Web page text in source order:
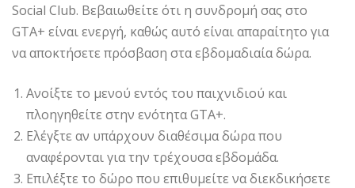
Social Club. Βεβαιωθείτε ότι η συνδρομή σας στο
GTA+ είναι ενεργή, καθώς αυτό είναι απαραίτητο για
να αποκτήσετε πρόσβαση στα εβδομαδιαία δώρα.
Ανοίξτε το μενού εντός του παιχνιδιού και
πλοηγηθείτε στην ενότητα GTA+.
Ελέγξτε αν υπάρχουν διαθέσιμα δώρα που
αναφέρονται για την τρέχουσα εβδομάδα.
Επιλέξτε το δώρο που επιθυμείτε να διεκδικήσετε